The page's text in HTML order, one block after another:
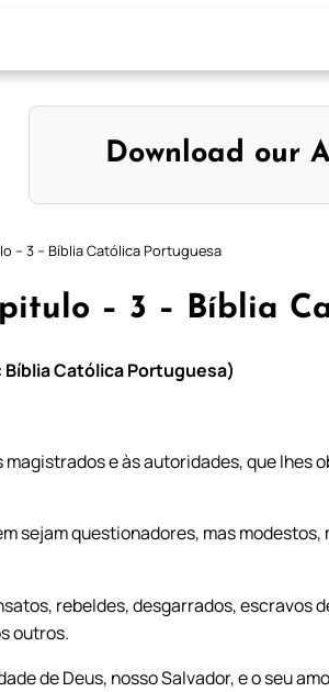
Download our
– 3 – Bíblia Católica Portuguesa
– 3 – Bíblia
Católica Portuguesa)
e às autoridades, que lhes
sejam questionadores, mas
rebeldes, desgarrados, escravos
outros.
de Deus, nosso Salvador, e o seu